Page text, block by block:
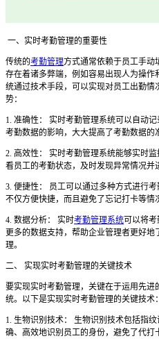
一、 实时考勤管理的重要性
传统的考勤管理方式通常依赖于员工手动
存在着诸多弊端，例如容易出现人为操
统通过技术手段，可以实现对员工出勤
势：
1. 准确性： 实时考勤管理系统可以自动
考勤数据的影响，大大提高了考勤数据的
2. 高效性： 实时考勤管理系统能够实时
看员工的考勤状态，及时发现异常情况并
3. 便捷性： 员工可以通过多种方式进行
不仅方便快捷，而且避免了忘记打卡等情
4. 数据分析： 实时考勤管理系统可以将
更多的数据支持，帮助企业管理者更好
理。
二、 实现实时考勤管理的关键技术
要实现实时考勤管理，关键在于运用先
统。以下是实现实时考勤管理的关键技术：
1. 生物识别技术： 生物识别技术包括指
确、高效地识别员工的身份，避免了代打